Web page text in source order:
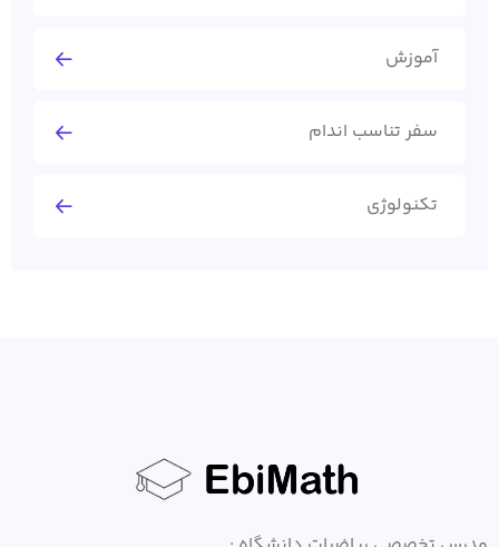
آموزش
سفر تناسب اندام
تکنولوژی